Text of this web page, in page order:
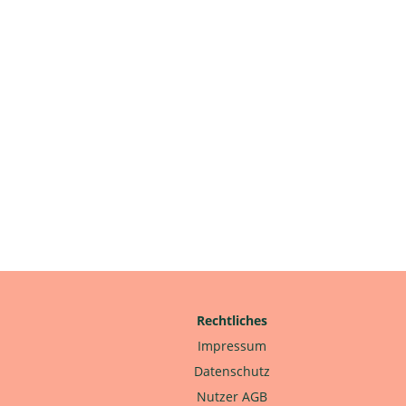
Rechtliches
Impressum
Datenschutz
Nutzer AGB